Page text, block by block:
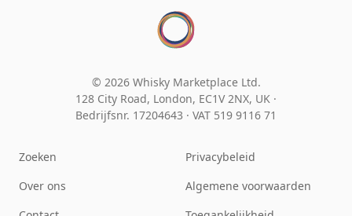
© 2026 Whisky Marketplace Ltd.
128 City Road, London, EC1V 2NX, UK ·
Bedrijfsnr. 17204643 · VAT 519 9116 71
Zoeken
Over ons
Privacybeleid
Algemene voorwaarden